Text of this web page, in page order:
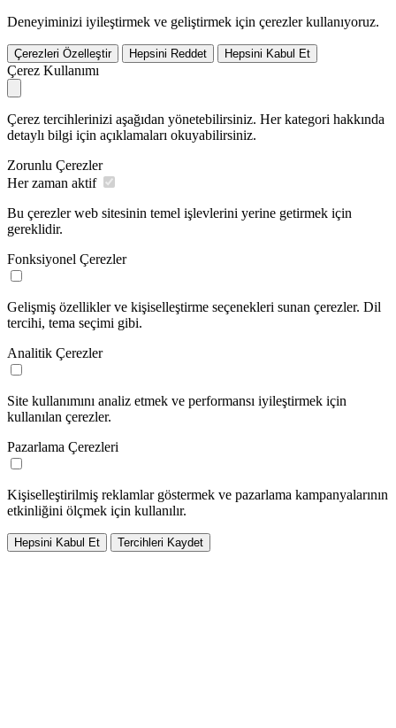
Deneyiminizi iyileştirmek ve geliştirmek için çerezler kullanıyoruz.
Çerezleri Özelleştir Hepsini Reddet Hepsini Kabul Et
Çerez Kullanımı
Çerez tercihlerinizi aşağıdan yönetebilirsiniz. Her kategori hakkında
detaylı bilgi için açıklamaları okuyabilirsiniz.
Zorunlu Çerezler
Her zaman aktif
Bu çerezler web sitesinin temel işlevlerini yerine getirmek için
gereklidir.
Fonksiyonel Çerezler
Gelişmiş özellikler ve kişiselleştirme seçenekleri sunan çerezler. Dil
tercihi, tema seçimi gibi.
Analitik Çerezler
Site kullanımını analiz etmek ve performansı iyileştirmek için
kullanılan çerezler.
Pazarlama Çerezleri
Kişiselleştirilmiş reklamlar göstermek ve pazarlama kampanyalarının
etkinliğini ölçmek için kullanılır.
Hepsini Kabul Et Tercihleri Kaydet